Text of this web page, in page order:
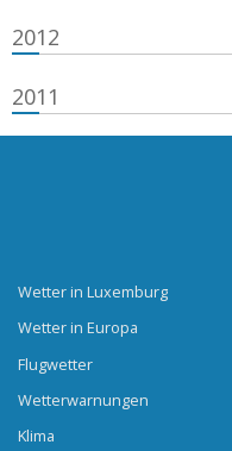
2012
2011
Wetter in Luxemburg
Wetter in Europa
Flugwetter
Wetterwarnungen
Klima